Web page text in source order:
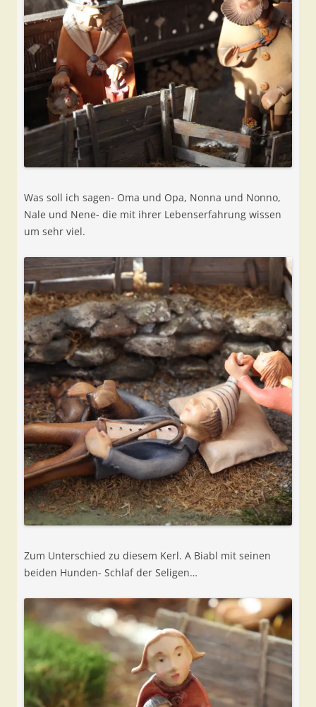
Was soll ich sagen- Oma und Opa, Nonna und Nonno,
Nale und Nene- die mit ihrer Lebenserfahrung wissen
um sehr viel.
Zum Unterschied zu diesem Kerl. A Biabl mit seinen
beiden Hunden- Schlaf der Seligen…